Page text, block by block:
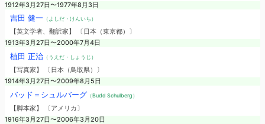
1912年3月27日〜1977年8月3日
吉田 健一（よしだ・けんいち）
【英文学者、翻訳家】 〔日本（東京都）〕
1913年3月27日〜2000年7月4日
植田 正治（うえだ・しょうじ）
【写真家】 〔日本（鳥取県）〕
1914年3月27日〜2009年8月5日
バッド＝シュルバーグ （Budd Schulberg）
【脚本家】 〔アメリカ〕
1916年3月27日〜2006年3月20日